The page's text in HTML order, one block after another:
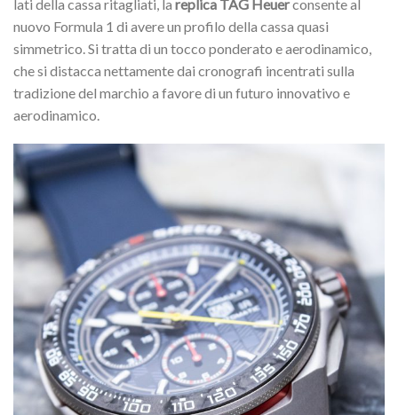
lati della cassa ritagliati, la replica TAG Heuerconsente al
nuovo Formula 1 di avere un profilo della cassa quasi
simmetrico. Si tratta di un tocco ponderato e aerodinamico,
che si distacca nettamente dai cronografi incentrati sulla
tradizione del marchio a favore di un futuro innovativo e
aerodinamico.